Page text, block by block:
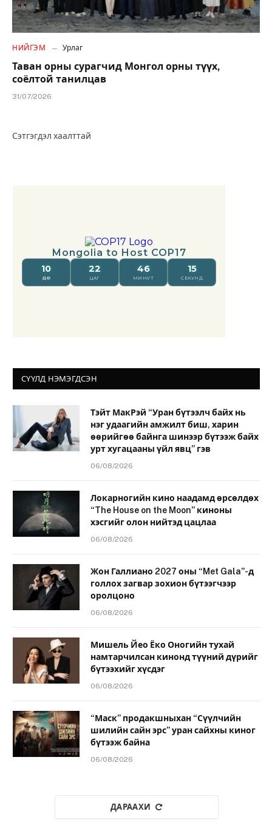
НИЙГЭМ Урлаг
Таван орны сурагчид Монгол орны түүх,
соёлтой танилцав
31/07/2026
Сэтгэгдэл хаалттай
СҮҮЛД НЭМЭГДСЭН
Тэйт МакРэй “Уран бүтээлч байх нь
нэг удаагийн амжилт биш, харин
өөрийгөө байнга шинээр бүтээж байх
урт хугацааны үйл явц” гэв
06/08/2026
Локарногийн кино наадамд өрсөлдөх
“The House on the Moon” киноны
хэсгийг олон нийтэд цацлаа
06/08/2026
Жон Галлиано 2027 оны “Met Gala”-д
голлох загвар зохион бүтээгчээр
оролцоно
06/08/2026
Мишель Йео Ёко Оногийн тухай
намтарчилсан кинонд түүний дүрийг
бүтээхийг хүсдэг
06/08/2026
“Маск” продакшныхан “Сүүлчийн
шилийн сайн эрс” уран сайхны киног
бүтээж байна
06/08/2026
ДАРААХИ